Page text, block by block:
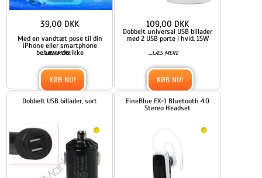
Med en vandtæt pose til din
iPhone eller smartphone
behøver du ikke
...LÆS MERE
39,00 DKK
KØB NU!
Dobbelt universal USB billader
med 2 USB porte i hvid. 15W
...LÆS MERE
109,00 DKK
KØB NU!
Dobbelt USB billader, sort
FineBlue FX-1 Bluetooth 4.0
Stereo Headset